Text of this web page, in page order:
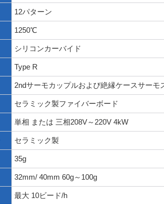
12パターン
1250℃
シリコンカーバイド
Type R
2ndサーモカップルおよび絶縁ケースサーモ
セラミック製ファイバーボード
単相 または 三相208V～220V 4kW
セラミック製
35g
32mm/ 40mm 60g～100g
最大 10ビード/h